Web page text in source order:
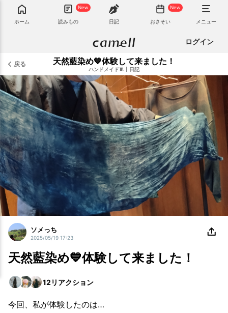
ホーム
New
読みもの 日記
New
おさそい メニュー
ログイン
戻る 天然藍染め💙体験して来ました！
ハンドメイド🧵 日記
ソメっち
2025/05/19 17:23
天然藍染め💙体験して来ました！
12 リアクション
今回、私が体験したのは…